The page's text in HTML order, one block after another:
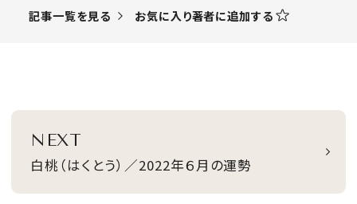
記事一覧を見る お気に入り著者に追加する
NEXT
白桃（はくとう）／2022年６月の運勢